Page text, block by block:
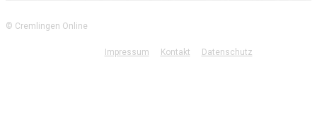
© Cremlingen Online
Impressum Kontakt Datenschutz